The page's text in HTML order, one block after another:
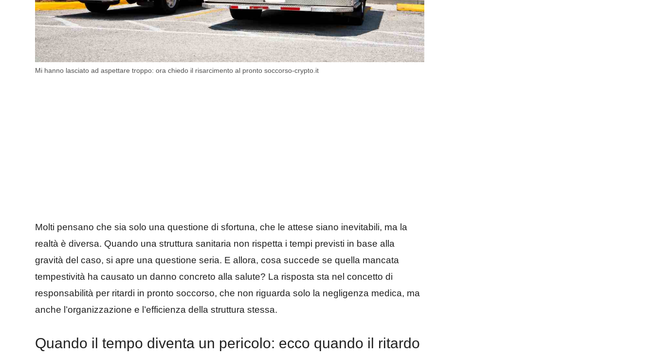
Mi hanno lasciato ad aspettare troppo: ora chiedo il risarcimento al pronto soccorso-crypto.it
Molti pensano che sia solo una questione di sfortuna, che le attese siano inevitabili, ma la
realtà è diversa. Quando una struttura sanitaria non rispetta i tempi previsti in base alla
gravità del caso, si apre una questione seria. E allora, cosa succede se quella mancata
tempestività ha causato un danno concreto alla salute? La risposta sta nel concetto di
responsabilità per ritardi in pronto soccorso, che non riguarda solo la negligenza medica, ma
anche l’organizzazione e l’efficienza della struttura stessa.
Quando il tempo diventa un pericolo: ecco quando il ritardo